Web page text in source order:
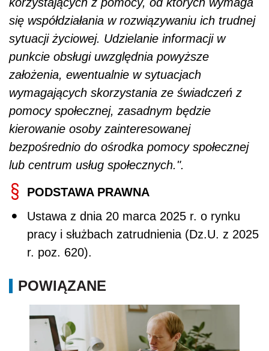
się współdziałania w rozwiązywaniu ich trudnej
sytuacji życiowej. Udzielanie informacji w
punkcie obsługi uwzględnia powyższe
założenia, ewentualnie w sytuacjach
wymagających skorzystania ze świadczeń z
pomocy społecznej, zasadnym będzie
kierowanie osoby zainteresowanej
bezpośrednio do ośrodka pomocy społecznej
lub centrum usług społecznych.".
PODSTAWA PRAWNA
Ustawa z dnia 20 marca 2025 r. o rynku
pracy i służbach zatrudnienia (Dz.U. z 2025
r. poz. 620).
POWIĄZANE